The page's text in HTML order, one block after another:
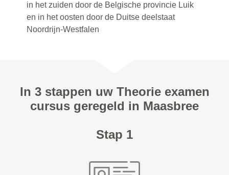
in het zuiden door de Belgische provincie Luik
en in het oosten door de Duitse deelstaat
Noordrijn-Westfalen
In 3 stappen uw Theorie examen
cursus geregeld in Maasbree
Stap 1